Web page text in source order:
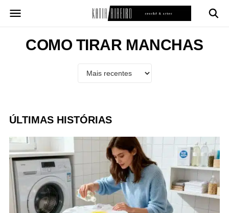
para
conteúdoCOMO TIRAR MANCHAS
ÚLTIMAS HISTÓRIAS